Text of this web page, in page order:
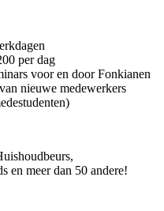
per dag
voor en door Fonkianen
nieuwe medewerkers
en meer dan 50 andere!